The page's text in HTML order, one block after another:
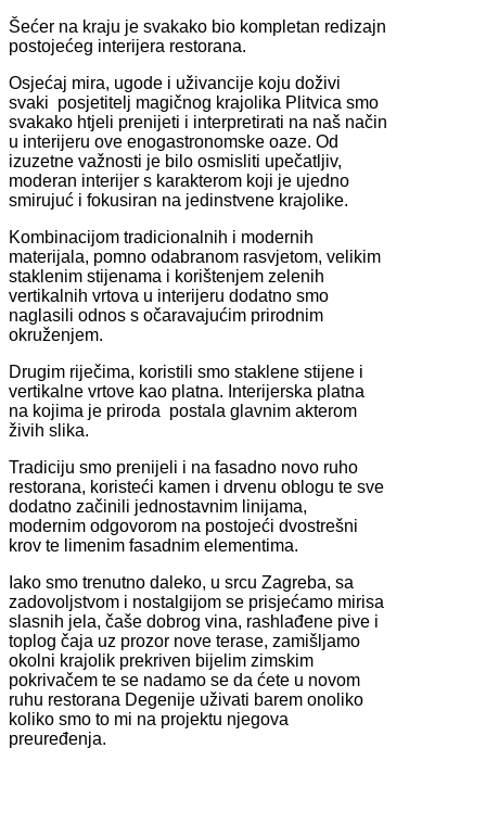
Šećer na kraju je svakako bio kompletan redizajn
postojećeg interijera restorana.
Osjećaj mira, ugode i uživancije koju doživi
svaki posjetitelj magičnog krajolika Plitvica smo
svakako htjeli prenijeti i interpretirati na naš način
u interijeru ove enogastronomske oaze. Od
izuzetne važnosti je bilo osmisliti upečatljiv,
moderan interijer s karakterom koji je ujedno
smirujuć i fokusiran na jedinstvene krajolike.
Kombinacijom tradicionalnih i modernih
materijala, pomno odabranom rasvjetom, velikim
staklenim stijenama i korištenjem zelenih
vertikalnih vrtova u interijeru dodatno smo
naglasili odnos s očaravajućim prirodnim
okruženjem.
Drugim riječima, koristili smo staklene stijene i
vertikalne vrtove kao platna. Interijerska platna
na kojima je priroda postala glavnim akterom
živih slika.
Tradiciju smo prenijeli i na fasadno novo ruho
restorana, koristeći kamen i drvenu oblogu te sve
dodatno začinili jednostavnim linijama,
modernim odgovorom na postojeći dvostrešni
krov te limenim fasadnim elementima.
Iako smo trenutno daleko, u srcu Zagreba, sa
zadovoljstvom i nostalgijom se prisjećamo mirisa
slasnih jela, čaše dobrog vina, rashlađene pive i
toplog čaja uz prozor nove terase, zamišljamo
okolni krajolik prekriven bijelim zimskim
pokrivačem te se nadamo se da ćete u novom
ruhu restorana Degenije uživati barem onoliko
koliko smo to mi na projektu njegova
preuređenja.